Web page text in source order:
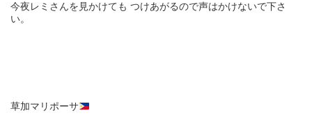
今夜レミさんを見かけても つけあがるので声はかけないで下さ
い。
草加マリポーサ